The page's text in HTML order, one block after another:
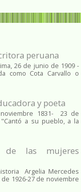
peruana
26 de junio de 1909 -
como Cota Carvallo o
y poeta
1831- 23 de
"Cantó a su pueblo, a la
de las mujeres
Argelia Mercedes
1926-27 de noviembre